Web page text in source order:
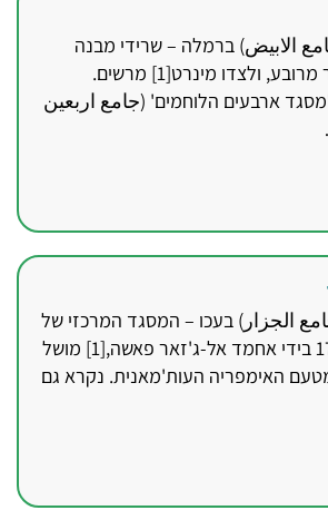
الابيض) ברמלה – שרידי מבנה
מפואר בעל מתאר מרובע, ולצדו מינרט[1] מרשים.
ארבעים הלוחמים' (جامع اربعين
الجزار) בעכו – המסגד המרכזי של
עכו, שנבנה ב-1781 בידי אחמד אל-ג'זאר פאשה,[1] מושל
האימפריה העות'מאנית. נקרא גם